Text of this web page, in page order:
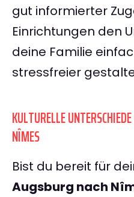
gut informierter
Einrichtungen den
deine Familie
stressfreier
KULTURELLE
NÎMES
Bist du bereit für
Augsburg nach